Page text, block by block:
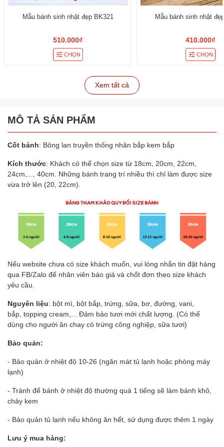
Mẫu bánh sinh nhật đẹp BK321
510.000₫
CHỌN
Mẫu bánh sinh nhật
410.000₫
CHỌN
Xem tất cả
MÔ TẢ SẢN PHẨM
Cốt bánh: Bông lan truyền thống nhân bắp kem bắp
Kích thước: Khách có thể chọn size từ 18cm, 20cm, 22cm,
24cm,..., 40cm. Những bánh trang trí nhiều thì chỉ làm được size
vừa trở lên (20, 22cm).
Nếu website chưa có size khách muốn, vui lòng nhắn tin đặt hàng
qua FB/Zalo để nhân viên báo giá và chốt đơn theo size khách
yêu cầu.
Nguyên liệu: bột mì, bột bắp, trứng, sữa, bơ, đường, vani,
bắp, topping cream,... Đảm bảo tươi mới chất lượng. (Có thể
dùng cho người ăn chay có trứng công nghiệp, sữa tươi)
Bảo quản:
- Bảo quản ở nhiệt độ 10-26 (ngăn mát tủ lạnh hoặc phòng máy
lạnh)
- Tránh để bánh ở nhiệt độ thường quá 1 tiếng sẽ làm bánh khô,
chảy kem
- Bảo quản tủ lạnh nếu không ăn hết, sử dụng được thêm 1 ngày
Lưu ý mua hàng: